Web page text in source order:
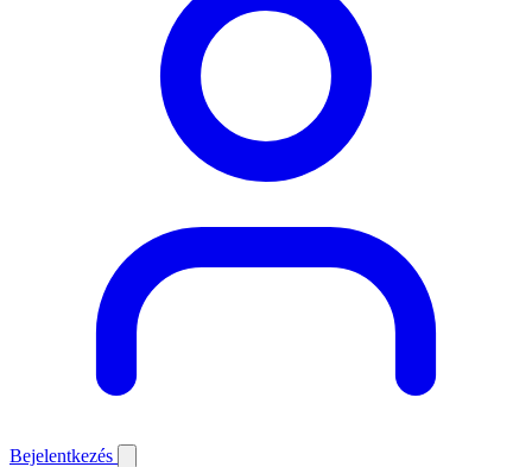
Bejelentkezés